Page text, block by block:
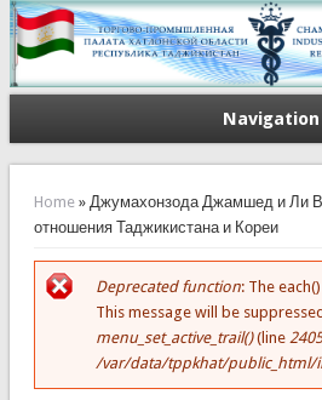
Navigation
You are here
Home» Джумахонзода Джамшед и Ли
отношения Таджикистана и Кореи
Error message
Deprecated function: The
This message will be
menu_set_active_trail()(line 2405
/var/data/tppkhat/public_html/